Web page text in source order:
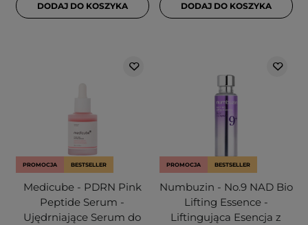
DODAJ DO KOSZYKA DODAJ DO KOSZYKA
PROMOCJA BESTSELLER
Medicube - PDRN Pink
Peptide Serum -
Ujędrniające Serum do
PROMOCJA BESTSELLER
Numbuzin - No.9 NAD Bio
Lifting Essence -
Liftingująca Esencja z